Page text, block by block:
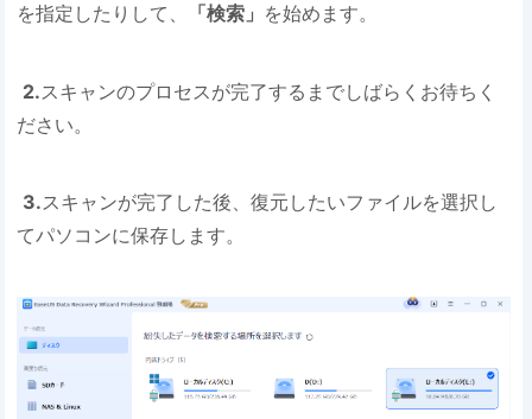
を指定したりして、
「検索」 を始めます。
2.スキャンのプロセスが完了するまでしばらくお待ちく
ださい。
3.スキャンが完了した後、復元したいファイルを選択し
てパソコンに保存します。